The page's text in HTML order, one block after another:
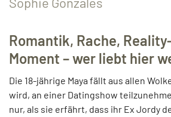
Romantik, Rache,
Moment – wer liebt hier
Die 18-jährige Maya fällt aus allen
wird, an einer Datingshow
nur, als sie erfährt, dass ihr Ex Jordy